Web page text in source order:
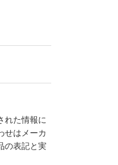
れた情報に
せはメーカ
の表記と実